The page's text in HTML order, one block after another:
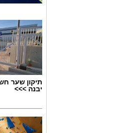
תיקון שער
יבנה >>>